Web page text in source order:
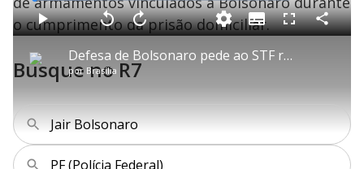
o cumprimento da prisão domiciliar.
P
l
Defesa de Bolsonaro pede ao STF rejeição de falta grave por arma apreendida
por Brasília
P V
t
a
r
1
u
n
o
A
a
n
ç
a
g
u
d
s
o
a
d
e
0
.
S
u
b
i
t
F
l
C
o
Busque no R7
Jair Bolsonaro
PF (Polícia Federal)